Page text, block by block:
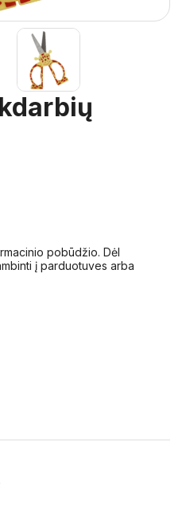
pobūdžio. Dėl
į parduotuves arba